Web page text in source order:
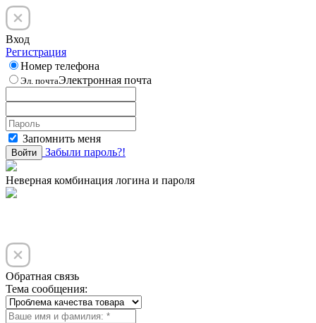
Вход
Регистрация
Номер телефона
Эл. почтаЭлектронная почта
Запомнить меня
Войти Забыли пароль?!
Неверная комбинация логина и пароля
Обратная связь
Тема сообщения: